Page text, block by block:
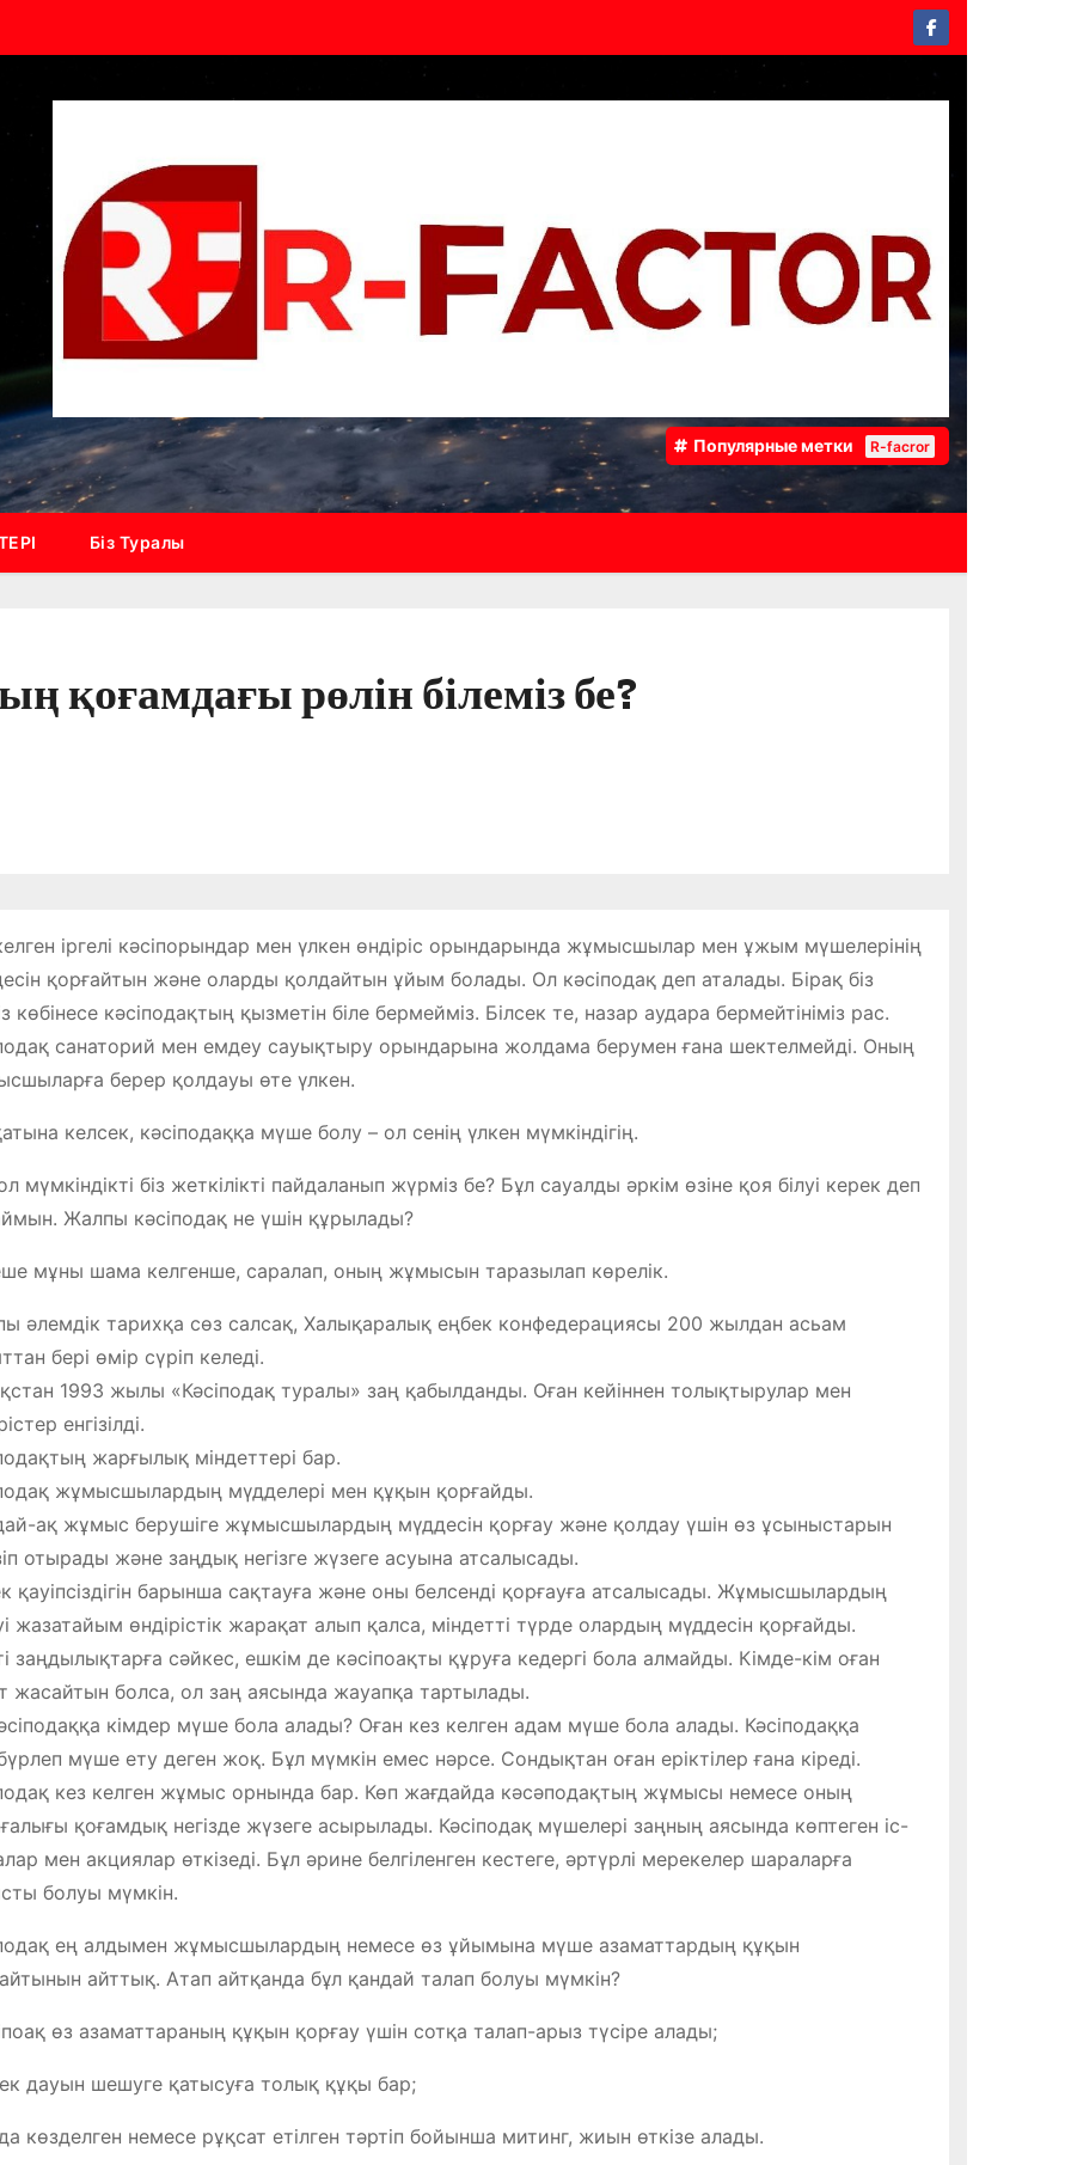
Популярные метки R-facror
Біз Туралы
қоғамдағы рөлін білеміз бе?
іргелі кәсіпорындар мен үлкен өндіріс орындарында жұмысшылар мен ұжым мүшелерінің
қорғайтын және оларды қолдайтын ұйым болады. Ол кәсіподақ деп аталады. Бірақ біз
көбінесе кәсіподақтың қызметін біле бермейміз. Білсек те, назар аудара бермейтініміз рас.
санаторий мен емдеу сауықтыру орындарына жолдама берумен ғана шектелмейді. Оның
берер қолдауы өте үлкен.
келсек, кәсіподаққа мүше болу – ол сенің үлкен мүмкіндігің.
мүмкіндікті біз жеткілікті пайдаланып жүрміз бе? Бұл сауалды әркім өзіне қоя білуі керек деп
Жалпы кәсіподақ не үшін құрылады?
мұны шама келгенше, саралап, оның жұмысын таразылап көрелік.
әлемдік тарихқа сөз салсақ, Халықаралық еңбек конфедерациясы 200 жылдан асьам
бері өмір сүріп келеді.
1993 жылы «Кәсіподақ туралы» заң қабылданды. Оған кейіннен толықтырулар мен
енгізілді.
жарғылық міндеттері бар.
жұмысшылардың мүдделері мен құқын қорғайды.
ақ жұмыс берушіге жұмысшылардың мүддесін қорғау және қолдау үшін өз ұсыныстарын
отырады және заңдық негізге жүзеге асуына атсалысады.
қауіпсіздігін барынша сақтауға және оны белсенді қорғауға атсалысады. Жұмысшылардың
жазатайым өндірістік жарақат алып қалса, міндетті түрде олардың мүддесін қорғайды.
заңдылықтарға сәйкес, ешкім де кәсіпоақты құруға кедергі бола алмайды. Кімде-кім оған
жасайтын болса, ол заң аясында жауапқа тартылады.
кімдер мүше бола алады? Оған кез келген адам мүше бола алады. Кәсіподаққа
мүше ету деген жоқ. Бұл мүмкін емес нәрсе. Сондықтан оған еріктілер ғана кіреді.
кез келген жұмыс орнында бар. Көп жағдайда кәсәподақтың жұмысы немесе оның
қоғамдық негізде жүзеге асырылады. Кәсіподақ мүшелері заңның аясында көптеген іс-
мен акциялар өткізеді. Бұл әрине белгіленген кестеге, әртүрлі мерекелер шараларға
болуы мүмкін.
ең алдымен жұмысшылардың немесе өз ұйымына мүше азаматтардың құқын
айттық. Атап айтқанда бұл қандай талап болуы мүмкін?
өз азаматтараның құқын қорғау үшін сотқа талап-арыз түсіре алады;
дауын шешуге қатысуға толық құқы бар;
көзделген немесе рұқсат етілген тәртіп бойынша митинг, жиын өткізе алады.